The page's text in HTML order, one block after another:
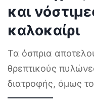
και
καλοκαίρι
Τα όσπρια
θρεπτικούς
διατροφής, όμως